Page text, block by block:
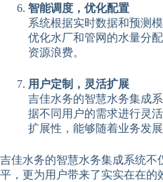
智能调度，优化配置
系统根据实时数据和预测
优化水厂和管网的水量分
资源浪费。
用户定制，灵活扩展
吉佳水务的智慧水务集成
据不同用户的需求进行灵
扩展性，能够随着业务发展
吉佳水务的智慧水务集成系统不
平，更为用户带来了实实在在的